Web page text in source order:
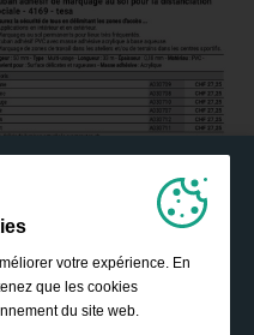
votre expérience. En
que les cookies
du site web.